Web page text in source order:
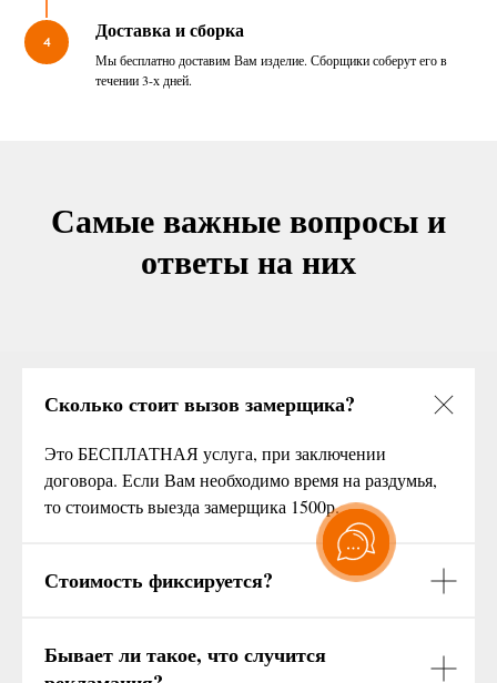
4 Доставка и сборка
Мы бесплатно доставим Вам изделие. Сборщики соберут его в
течении 3-х дней.
Самые важные вопросы и
ответы на них
Сколько стоит вызов замерщика?
Это БЕСПЛАТНАЯ услуга, при заключении
договора. Если Вам необходимо время на раздумья,
то стоимость выезда замерщика 1500р.
Стоимость фиксируется?
Бывает ли такое, что случится